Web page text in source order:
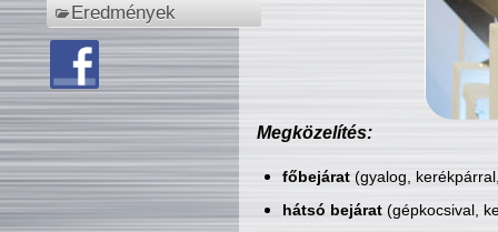
Eredmények
Megközelítés:
főbejárat(gyalog,
hátsó bejárat(gépkocsival,